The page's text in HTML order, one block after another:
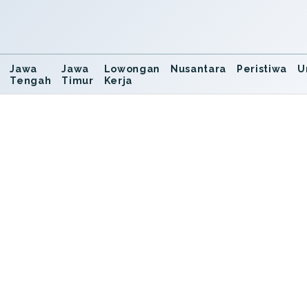
Jawa
Tengah
Jawa
Timur
Lowongan
Kerja
Nusantara Peristiwa